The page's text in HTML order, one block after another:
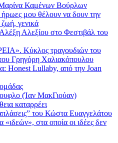
Καμένων Βούρλων
μου θέλουν να δουν την
γενικά
Αλεξίου στο Φεστιβάλ του
Κύκλος τραγουδιών του
Γρηγόρη Χαλιακόπουλου
Honest Lullaby, από την Joan
(Ίαν ΜακΓιούαν)
καταρρέει
του Κώστα Ευαγγελάτου
στα οποία οι ιδέες δεν